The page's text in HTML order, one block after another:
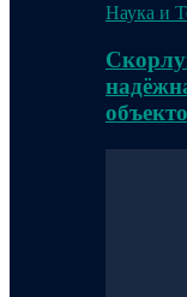
Наука и